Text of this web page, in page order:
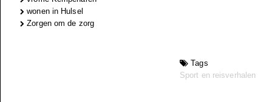
wonen in Hulsel
Zorgen om de zorg
Tags
Sport en reisverhalen